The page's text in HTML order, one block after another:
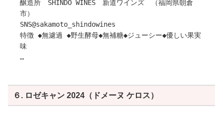
醸造所 SHINDO WINES 新道ワインズ （福岡県朝倉
市）
SNS@sakamoto_shindowines
特徴 ◆無濾過 ◆野生酵母◆無補糖◆ジューシー◆優しい果実
味
た(^^)
６. ロゼキャン 2024（ドメーヌ ケロス）